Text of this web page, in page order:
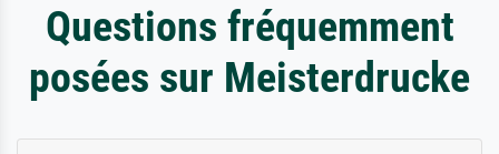
Questions fréquemment
posées sur Meisterdrucke